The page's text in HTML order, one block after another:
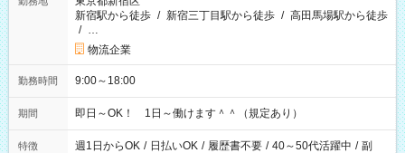
新宿駅から徒歩 / 新宿三丁目駅から徒歩 / 高田馬場駅から徒歩
/ …
物流企業
勤務時間 9:00～18:00
期間 即日～OK！ 1日～働けます＾＾（規定あり）
特徴 週1日からOK / 日払いOK / 履歴書不要 / 40～50代活躍中 / 副